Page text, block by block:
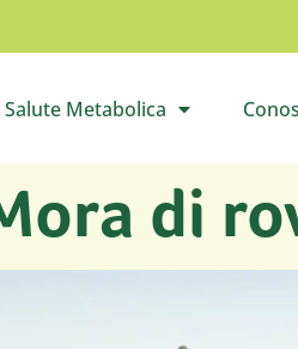
Apri il sottomenù
Salute Metabolica
di